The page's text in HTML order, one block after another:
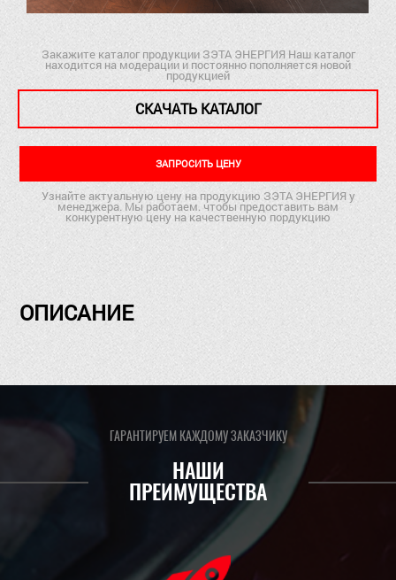
Закажите каталог продукции ЗЭТА ЭНЕРГИЯ Наш каталог
находится на модерации и постоянно пополняется новой
продукцией
СКАЧАТЬ КАТАЛОГ
ЗАПРОСИТЬ ЦЕНУ
Узнайте актуальную цену на продукцию ЗЭТА ЭНЕРГИЯ у
менеджера. Мы работаем. чтобы предоставить вам
конкурентную цену на качественную пордукцию
ОПИСАНИЕ
ГАРАНТИРУЕМ КАЖДОМУ ЗАКАЗЧИКУ
НАШИ
ПРЕИМУЩЕСТВА